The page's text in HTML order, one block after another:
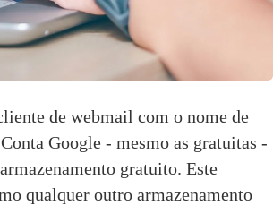
de webmail com o nome de
Google - mesmo as gratuitas -
gratuito. Este
qualquer outro armazenamento